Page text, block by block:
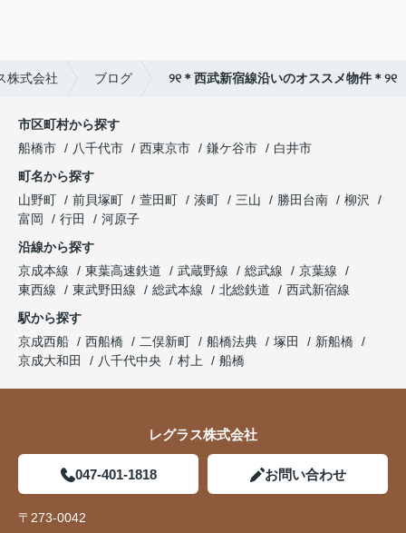
株式会社 ブログ ୨୧＊西武新宿線沿いのオススメ物件＊୨୧
市区町村から探す
船橋市
八千代市 西東京市 鎌ケ谷市
白井市
町名から探す
山野町
前貝塚町 萱田町 湊町 三山 勝田台南
柳沢
富岡
行田
河原子
沿線から探す
京成本線
東葉高速鉄道 武蔵野線 総武線
京葉線
東西線
東武野田線 総武本線 北総鉄道
西武新宿線
駅から探す
京成西船
西船橋 二俣新町 船橋法典 塚田
新船橋
京成大和田
八千代中央 村上 船橋
レグラス株式会社
047-401-1818 お問い合わせ
〒273-0042